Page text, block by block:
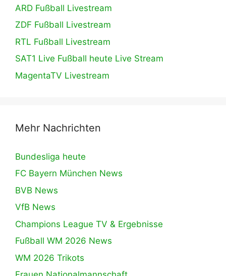
ARD Fußball Livestream
ZDF Fußball Livestream
RTL Fußball Livestream
SAT1 Live Fußball heute Live Stream
MagentaTV Livestream
Mehr Nachrichten
Bundesliga heute
FC Bayern München News
BVB News
VfB News
Champions League TV & Ergebnisse
Fußball WM 2026 News
WM 2026 Trikots